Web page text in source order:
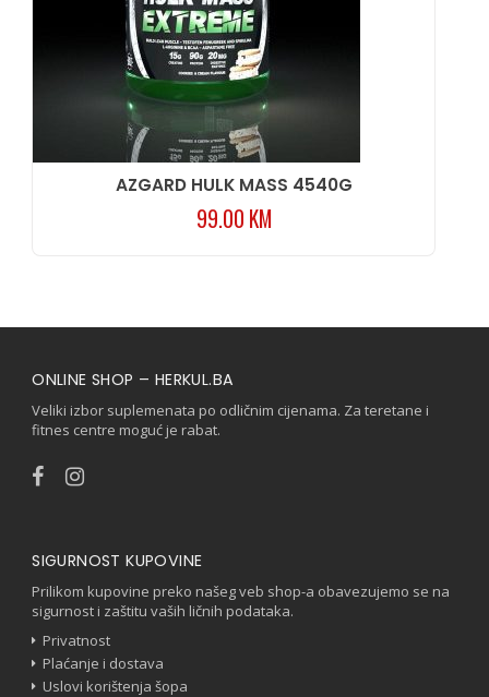
AZGARD HULK MASS 4540G
99.00 KM
ONLINE SHOP – HERKUL.BA
Veliki izbor suplemenata po odličnim cijenama. Za teretane i
fitnes centre moguć je rabat.
SIGURNOST KUPOVINE
Prilikom kupovine preko našeg veb shop-a obavezujemo se na
sigurnost i zaštitu vaših ličnih podataka.
Privatnost
Plaćanje i dostava
Uslovi korištenja šopa